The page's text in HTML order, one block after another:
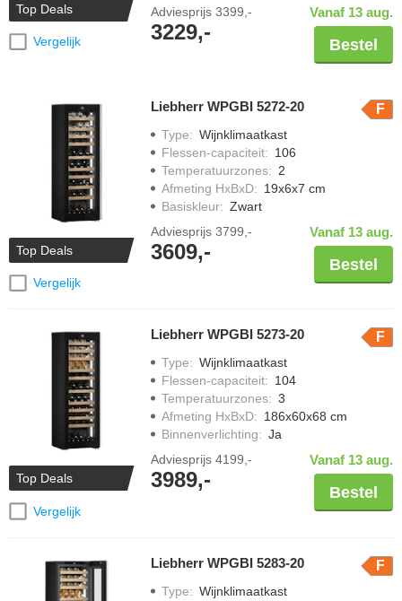
Top Deals
Vergelijk
Adviesprijs 3399,-
3229,-
Vanaf 13 aug.
Bestel
Top Deals
Vergelijk
Liebherr WPGBI 5272-20 F
Type: Wijnklimaatkast
Flessen-capaciteit: 106
Temperatuurzones: 2
Afmeting HxBxD: 19x6x7 cm
Basiskleur: Zwart
Adviesprijs 3799,-
3609,-
Vanaf 13 aug.
Bestel
Top Deals
Vergelijk
Liebherr WPGBI 5273-20 F
Type: Wijnklimaatkast
Flessen-capaciteit: 104
Temperatuurzones: 3
Afmeting HxBxD: 186x60x68 cm
Binnenverlichting: Ja
Adviesprijs 4199,-
3989,-
Vanaf 13 aug.
Bestel
Liebherr WPGBI 5283-20 F
Type: Wijnklimaatkast